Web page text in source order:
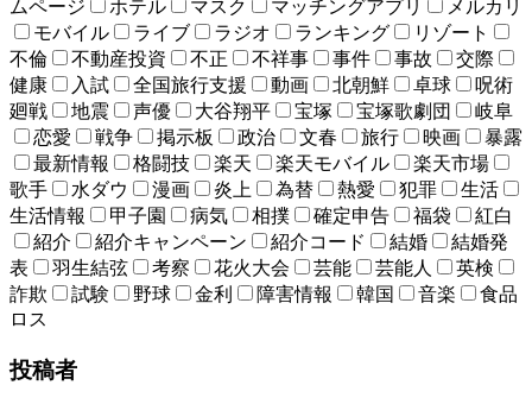
ムページ
ホテル マスク マッチングアプリ
メルカリ
モバイル
ライブ ラジオ ランキング
リゾート
不倫
不動産投資 不正 不祥事 事件 事故
交際
健康
入試 全国旅行支援 動画 北朝鮮 卓球
呪術
廻戦
地震 声優 大谷翔平 宝塚 宝塚歌劇団
岐阜
恋愛
戦争 掲示板 政治 文春 旅行 映画
暴露
最新情報
格闘技 楽天 楽天モバイル
楽天市場
歌手
水ダウ 漫画 炎上 為替 熱愛 犯罪
生活
生活情報
甲子園 病気 相撲 確定申告 福袋
紅白
紹介
紹介キャンペーン 紹介コード 結婚
結婚発
表
羽生結弦 考察 花火大会 芸能 芸能人
英検
詐欺
試験 野球 金利 障害情報 韓国 音楽
食品
ロス
投稿者